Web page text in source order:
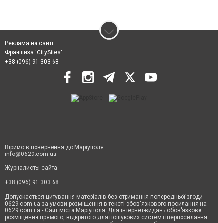
Реклама на сайті
Франшиза "CitySites"
+38 (096) 91 303 68
Віримо в повернення до Маріуполя
info@0629.com.ua
Журналисты сайта
+38 (096) 91 303 68
Допускається цитування матеріалів без отримання попередньої згоди
0629.com.ua за умови розміщення в тексті обов'язкового посилання на
0629.com.ua - Сайт міста Маріуполя. Для інтернет-видань обов'язкове
розміщення прямого, відкритого для пошукових систем гіперпосилання